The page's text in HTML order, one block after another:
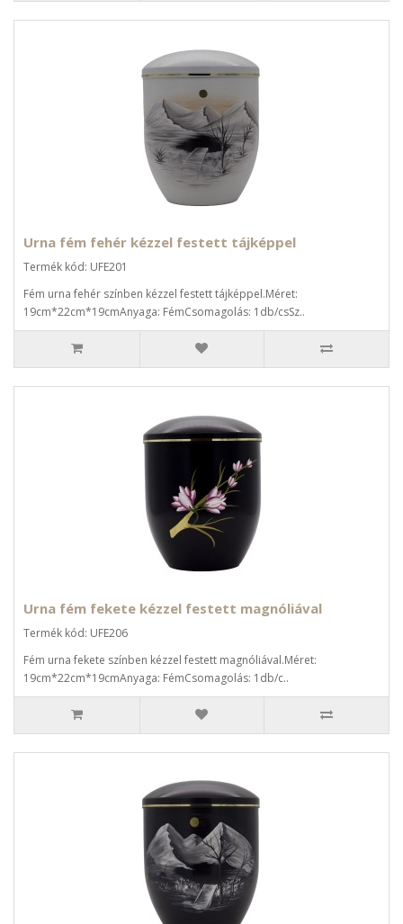
Urna fém fehér kézzel festett tájképpel
Termék kód: UFE201
Fém urna fehér színben kézzel festett tájképpel.Méret:
19cm*22cm*19cmAnyaga: FémCsomagolás: 1db/csSz..
Urna fém fekete kézzel festett magnóliával
Termék kód: UFE206
Fém urna fekete színben kézzel festett magnóliával.Méret:
19cm*22cm*19cmAnyaga: FémCsomagolás: 1db/c..